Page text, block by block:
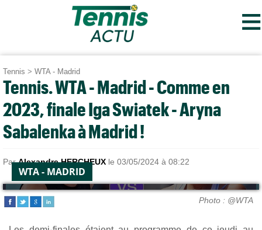
≡
Tennis > WTA - Madrid
Tennis. WTA - Madrid - Comme en
2023, finale Iga Swiatek - Aryna
Sabalenka à Madrid !
ParAlexandre HERCHEUX le 03/05/2024 à 08:22
WTA - MADRID
Photo : @WTA